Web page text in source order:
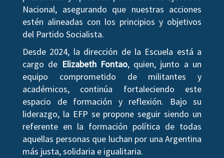
Nacional, asegurando que nuestras acciones
estén alineadas con los principios y objetivos
del Partido Socialista.
Desde 2024, la dirección de la Escuela está a
cargo de Elizabeth Fontao, quien, junto a un
equipo comprometido de militantes y
académicos, continúa fortaleciendo este
espacio de formación y reflexión. Bajo su
liderazgo, la EFP se propone seguir siendo un
referente en la formación política de todas
aquellas personas que luchan por una Argentina
más justa, solidaria e igualitaria.